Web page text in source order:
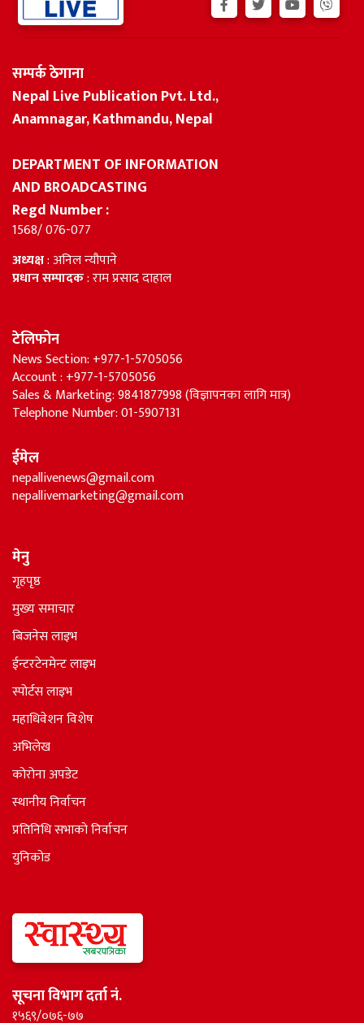
सम्पर्क ठेगाना
Nepal Live Publication Pvt. Ltd.,
Anamnagar, Kathmandu, Nepal
DEPARTMENT OF INFORMATION
AND BROADCASTING
Regd Number :
1568/ 076-077
अध्यक्ष: अनिल न्यौपाने
प्रधान सम्पादक: राम प्रसाद दाहाल
टेलिफोन
News Section: +977-1-5705056
Account : +977-1-5705056
Sales & Marketing: 9841877998 (विज्ञापनका लागि मात्र)
Telephone Number: 01-5907131
ईमेल
nepallivenews@gmail.com
nepallivemarketing@gmail.com
मेनु
गृहपृष्ठ
मुख्य समाचार
बिजनेस लाइभ
ईन्टरटेनमेन्ट लाइभ
स्पोर्टस लाइभ
महाधिवेशन विशेष
अभिलेख
कोरोना अपडेट
स्थानीय निर्वाचन
प्रतिनिधि सभाकाे निर्वाचन
युनिकोड
सूचना विभाग दर्ता नं.
१५६९/०७६-७७